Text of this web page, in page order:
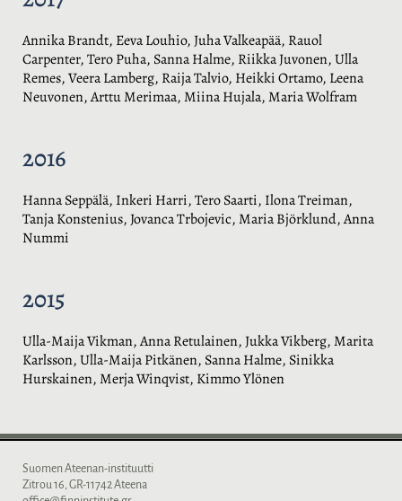
Annika Brandt, Eeva Louhio, Juha Valkeapää, Rauol
Carpenter, Tero Puha, Sanna Halme, Riikka Juvonen, Ulla
Remes, Veera Lamberg, Raija Talvio, Heikki Ortamo, Leena
Neuvonen, Arttu Merimaa, Miina Hujala, Maria Wolfram
2016
Hanna Seppälä, Inkeri Harri, Tero Saarti, Ilona Treiman,
Tanja Konstenius, Jovanca Trbojevic, Maria Björklund, Anna
Nummi
2015
Ulla-Maija Vikman, Anna Retulainen, Jukka Vikberg, Marita
Karlsson, Ulla-Maija Pitkänen, Sanna Halme, Sinikka
Hurskainen, Merja Winqvist, Kimmo Ylönen
Suomen Ateenan-instituutti
Zitrou 16, GR-11742 Ateena